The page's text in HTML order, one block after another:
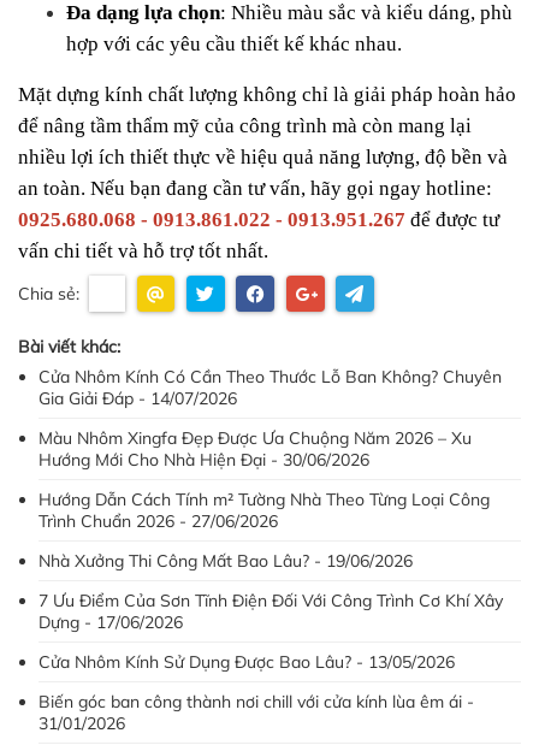
Đa dạng lựa chọn: Nhiều màu sắc và kiểu dáng, phù
hợp với các yêu cầu thiết kế khác nhau.
Mặt dựng kính chất lượng không chỉ là giải pháp hoàn hảo
để nâng tầm thẩm mỹ của công trình mà còn mang lại
nhiều lợi ích thiết thực về hiệu quả năng lượng, độ bền và
0925.680.068 - 0913.861.022 - 0913.951.267 để được tư
vấn chi tiết và hỗ trợ tốt nhất.
Chia sẻ:
Bài viết khác:
Cửa Nhôm Kính Có Cần Theo Thước Lỗ Ban Không? Chuyên
Gia Giải Đáp - 14/07/2026
Màu Nhôm Xingfa Đẹp Được Ưa Chuộng Năm 2026 – Xu
Hướng Mới Cho Nhà Hiện Đại - 30/06/2026
Hướng Dẫn Cách Tính m² Tường Nhà Theo Từng Loại Công
Trình Chuẩn 2026 - 27/06/2026
Nhà Xưởng Thi Công Mất Bao Lâu? - 19/06/2026
7 Ưu Điểm Của Sơn Tĩnh Điện Đối Với Công Trình Cơ Khí Xây
Dựng - 17/06/2026
Cửa Nhôm Kính Sử Dụng Được Bao Lâu? - 13/05/2026
Biến góc ban công thành nơi chill với cửa kính lùa êm ái -
31/01/2026